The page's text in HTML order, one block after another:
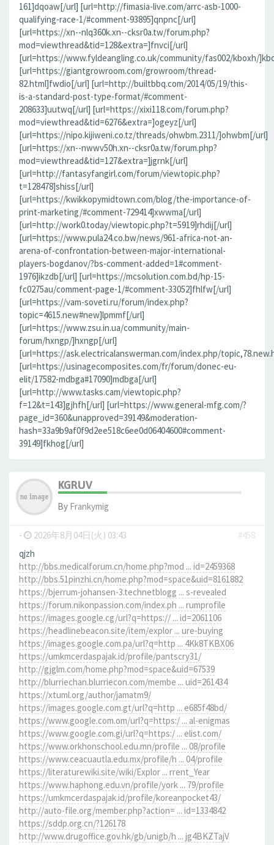
161]dqoaw[/url] [url=http://fimasia-live.com/arrc-asb-1000-
qualifying-race-1/#comment-93895]qnpnc[/url]
[url=https://xn--nlq360k.xn--cksr0a.tw/forum.php?
mod=viewthread&tid=128&extra=]fnvci[/url]
[url=https://www.fyldeangling.co.uk/community/fas002/kboxh/
[url=https://giantgrowroom.com/growroom/thread-
82.html]fwdio[/url] [url=http://builtbbq.com/2014/05/19/this-
is-a-standard-post-type-format/#comment-
208633]uutwq[/url] [url=https://xixi118.com/forum.php?
mod=viewthread&tid=6276&extra=]ogeyz[/url]
[url=https://nipo.kijiweni.co.tz/threads/ohwbm.2311/]ohwbm[/url]
[url=https://xn--nwwv50h.xn--cksr0a.tw/forum.php?
mod=viewthread&tid=127&extra=]jgrnk[/url]
[url=http://fantasyfangirl.com/forum/viewtopic.php?
t=128478]shiss[/url]
[url=https://kwikkopymidtown.com/blog/the-importance-of-
print-marketing/#comment-729414]xwwma[/url]
[url=http://work0.today/viewtopic.php?t=5919]rhdij[/url]
[url=https://www.pula24.co.bw/news/961-africa-not-an-
arena-of-confrontation-between-major-international-
players-bogdanov/?bs-comment-added=1#comment-
1976]ikzdb[/url] [url=https://mcsolution.com.bd/hp-15-
fc0275au/comment-page-1/#comment-33052]fhlfw[/url]
[url=https://vam-soveti.ru/forum/index.php?
topic=4615.new#new]lpmmf[/url]
[url=https://www.zsu.in.ua/community/main-
forum/hxngp/]hxngp[/url]
[url=https://ask.electricalanswerman.com/index.php/
[url=https://usinagecomposites.com/fr/forum/donec-eu-
elit/17582-mdbga#17090]mdbga[/url]
[url=http://www.tasks.cam/viewtopic.php?
f=12&t=143]gjhfh[/url] [url=https://www.general-mfg.com/?
page_id=360&unapproved=39149&moderation-
hash=33a9b9af0f9d2ee518c6ee0d06404600#comment-
39149]fkhog[/url]
KGRUV
By Frankymig
- 2026年8月04日(火) 03:43
#458
qjzh
http://bbs.medicalforum.cn/home.php?mod ... id=2459368
http://bbs.51pinzhi.cn/home.php?mod=space&uid=8161882
https://bjerrum-johansen-3.technetblogg ... s-revealed
https://forum.nikonpassion.com/index.ph ... rumprofile
https://images.google.cg/url?q=https:// ... id=2061106
https://headlinebeacon.site/item/explor ... ure-buying
https://images.google.com.pa/url?q=http ... 4Kk8TKBX06
https://umkmcerdaspajak.id/profile/pantscry31/
http://gjglm.com/home.php?mod=space&uid=67539
http://blurriechan.blurriecon.com/membe ... uid=261434
https://xtuml.org/author/jamatm9/
https://images.google.com.gt/url?q=http ... e685f48bd/
https://www.google.com.om/url?q=https:/ ... al-enigmas
https://www.google.com.gi/url?q=https:/ ... elist.com/
https://www.orkhonschool.edu.mn/profile ... 08/profile
https://www.ceacuautla.edu.mx/profile/h ... 04/profile
https://literaturewiki.site/wiki/Explor ... rrent_Year
https://www.haphong.edu.vn/profile/york ... 79/profile
https://umkmcerdaspajak.id/profile/koreanpocket43/
http://auto-file.org/member.php?action= ... id=1334842
https://sddp.org.cn/?126178
http://www.drugoffice.gov.hk/gb/unigb/h ... jg4BKZTajV